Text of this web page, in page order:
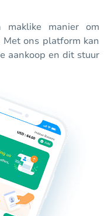
manier om
ons platform kan
aankoop en dit stuur